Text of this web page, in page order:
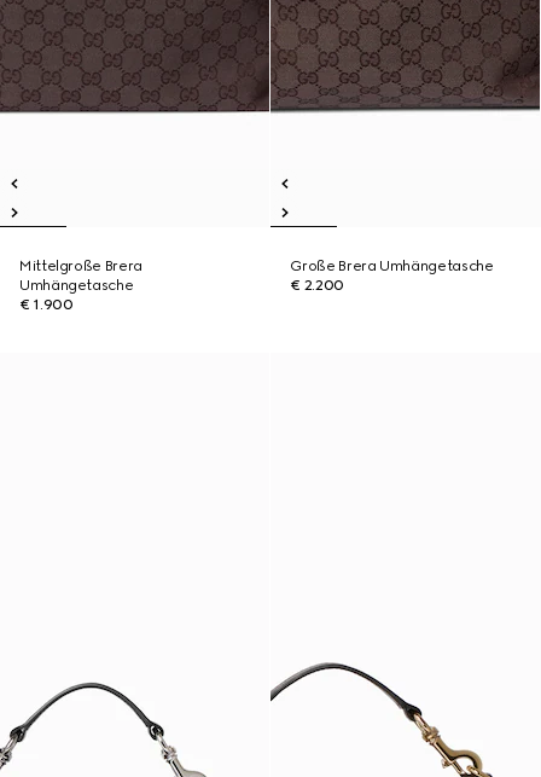
Mittelgroße Brera
Umhängetasche
€ 1.900
Große Brera Umhängetasche
€ 2.200